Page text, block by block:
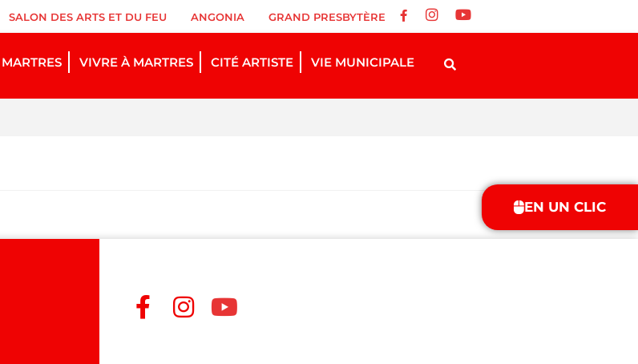
EN UN CLIC
SALON DES ARTS ET DU FEU ANGONIA GRAND PRESBYTÈRE
VIVRE À MARTRES CITÉ ARTISTE VIE MUNICIPALE